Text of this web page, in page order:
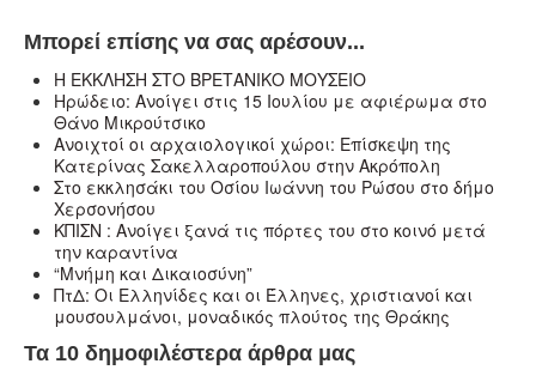
Μπορεί επίσης να σας αρέσουν...
Η ΕΚΚΛΗΣΗ ΣΤΟ ΒΡΕΤΑΝΙΚΟ ΜΟΥΣΕΙΟ
Ηρώδειο: Ανοίγει στις 15 Ιουλίου με αφιέρωμα στο
Θάνο Μικρούτσικο
Ανοιχτοί οι αρχαιολογικοί χώροι: Επίσκεψη της
Κατερίνας Σακελλαροπούλου στην Ακρόπολη
Στο εκκλησάκι του Οσίου Ιωάννη του Ρώσου στο δήμο
Χερσονήσου
ΚΠΙΣΝ : Ανοίγει ξανά τις πόρτες του στο κοινό μετά
την καραντίνα
“Μνήμη και Δικαιοσύνη”
ΠτΔ: Οι Ελληνίδες και οι Έλληνες, χριστιανοί και
μουσουλμάνοι, μοναδικός πλούτος της Θράκης
Τα 10 δημοφιλέστερα άρθρα μας